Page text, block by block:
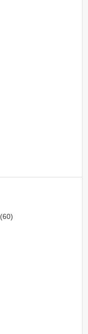
(60)